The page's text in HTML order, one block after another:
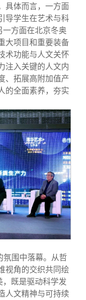
具体而言，一方面
导学生在艺术与科
一方面在北京冬奥
大项目和重要装备
术功能与人文关怀
注入关键的人文内
、拓展高附加值产
的全面素养，夯实
氛围中落幕。从哲
视角的交织共同绘
，既是驱动科学发
人文精神与可持续